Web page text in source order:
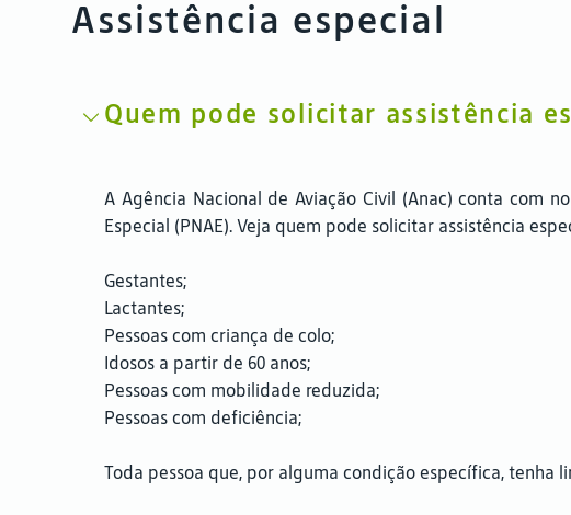
Assistência especial
Quem pode solicitar assistência
A Agência Nacional de Aviação Civil (Anac) conta com
Especial (PNAE). Veja quem pode solicitar assistência
Gestantes;
Lactantes;
Pessoas com criança de colo;
Idosos a partir de 60 anos;
Pessoas com mobilidade reduzida;
Pessoas com deficiência;
Toda pessoa que, por alguma condição específica, tenha